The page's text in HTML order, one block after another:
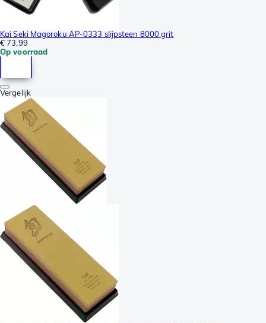
Kai Seki Magoroku AP-0333 slijpsteen 8000 grit
€ 73,99
Op voorraad
Vergelijk